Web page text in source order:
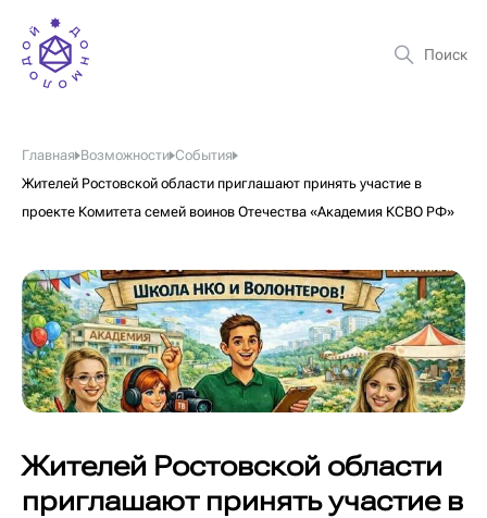
Главная Возможности События
Жителей Ростовской области приглашают принять участие в
проекте Комитета семей воинов Отечества «Академия КСВО РФ»
Жителей Ростовской области
приглашают принять участие в